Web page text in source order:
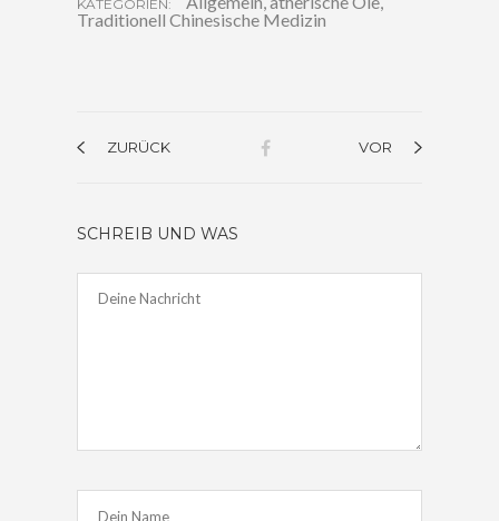
KATEGORIEN:
Traditionell Chinesische Medizin
ZURÜCK VOR
SCHREIB UND WAS